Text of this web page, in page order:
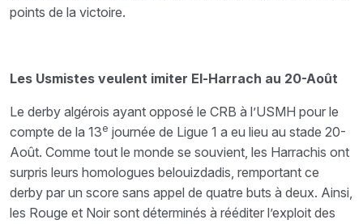
points de la victoire.
Les Usmistes veulent imiter El-Harrach au 20-Août
Le derby algérois ayant opposé le CRB à l’USMH pour le
compte de la 13e journée de Ligue 1 a eu lieu au stade 20-
Août. Comme tout le monde se souvient, les Harrachis ont
surpris leurs homologues belouizdadis, remportant ce
derby par un score sans appel de quatre buts à deux. Ainsi,
les Rouge et Noir sont déterminés à rééditer l’exploit des